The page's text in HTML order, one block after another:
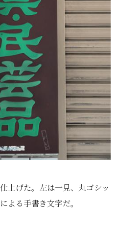
上げた。左は一見、丸ゴシッ
よる手書き文字だ。